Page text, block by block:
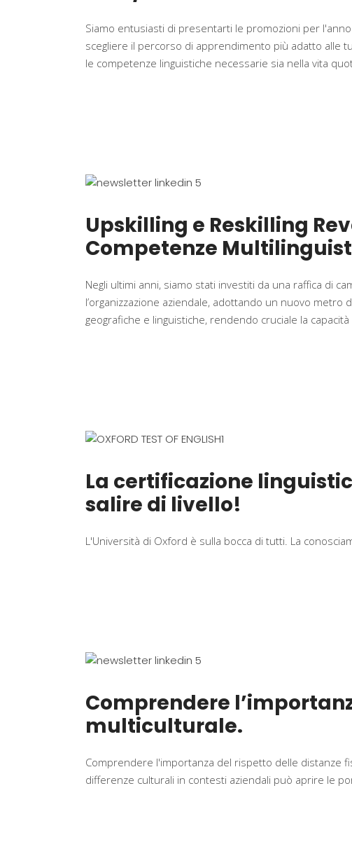
Siamo entusiasti di presentarti le promozioni per
scegliere il percorso di apprendimento più adatto alle
le competenze linguistiche necessarie sia nella vita
Upskilling e Reskilling
Competenze
Negli ultimi anni, siamo stati investiti da una raffica di
l’organizzazione aziendale, adottando un nuovo
geografiche e linguistiche, rendendo cruciale la
La certificazione
salire di livello!
L'Università di Oxford è sulla bocca di tutti. La
Comprendere
multiculturale.
Comprendere l'importanza del rispetto delle distanze
differenze culturali in contesti aziendali può aprire le